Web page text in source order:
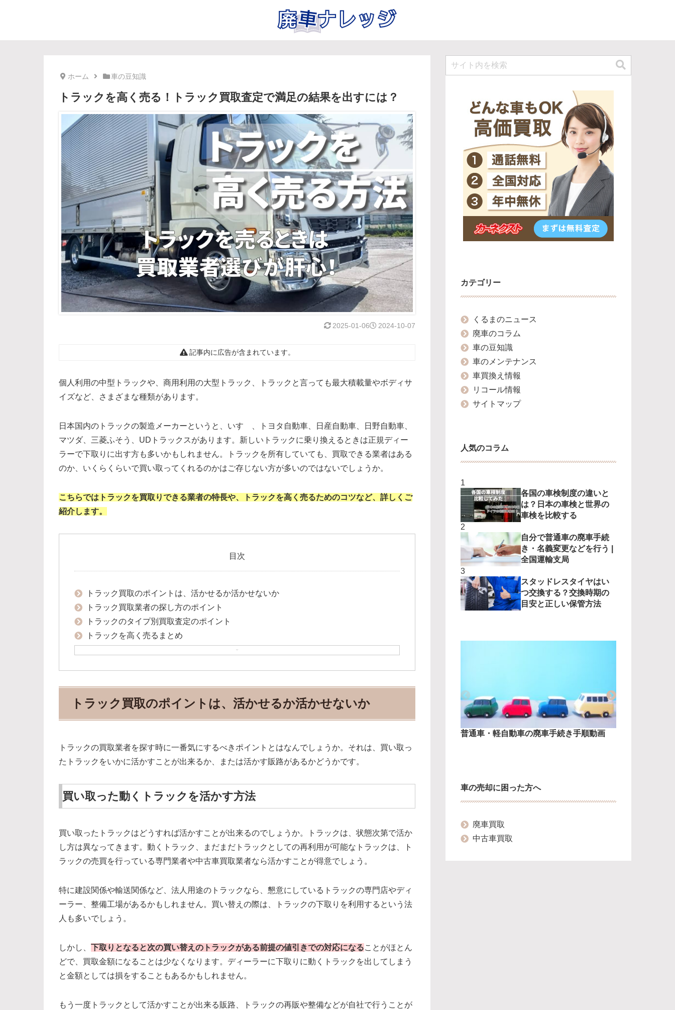
ホーム 車の豆知識
トラックを高く売る！トラック買取査定で満足の結果を出すには？
2024-10-07
2025-01-06
記事内に広告が含まれています。
個人利用の中型トラックや、商用利用の大型トラック、トラックと言っても最大積載量やボディサ
イズなど、さまざまな種類があります。
日本国内のトラックの製造メーカーというと、いすゞ、トヨタ自動車、日産自動車、日野自動車、
マツダ、三菱ふそう、UDトラックスがあります。新しいトラックに乗り換えるときは正規ディー
ラーで下取りに出す方も多いかもしれません。トラックを所有していても、買取できる業者はある
のか、いくらくらいで買い取ってくれるのかはご存じない方が多いのではないでしょうか。
こちらではトラックを買取りできる業者の特長や、トラックを高く売るためのコツなど、詳しくご
紹介します。
目次
トラック買取のポイントは、活かせるか活かせないか
トラック買取業者の探し方のポイント
トラックのタイプ別買取査定のポイント
トラックを高く売るまとめ
トラック買取のポイントは、活かせるか活かせないか
トラックの買取業者を探す時に一番気にするべきポイントとはなんでしょうか。それは、買い取っ
たトラックをいかに活かすことが出来るか、または活かす販路があるかどうかです。
買い取った動くトラックを活かす方法
買い取ったトラックはどうすれば活かすことが出来るのでしょうか。トラックは、状態次第で活か
し方は異なってきます。動くトラック、まだまだトラックとしての再利用が可能なトラックは、ト
ラックの売買を行っている専門業者や中古車買取業者なら活かすことが得意でしょう。
特に建設関係や輸送関係など、法人用途のトラックなら、懇意にしているトラックの専門店やディ
ーラー、整備工場があるかもしれません。買い替えの際は、トラックの下取りを利用するという法
人も多いでしょう。
しかし、 下取りとなると次の買い替えのトラックがある前提の値引きでの対応になることがほとん
どで、買取金額になることは少なくなります。ディーラーに下取りに動くトラックを出してしまう
と金額としては損をすることもあるかもしれません。
もう一度トラックとして活かすことが出来る販路、トラックの再販や整備などが自社で行うことが
カテゴリー
くるまのニュース
廃車のコラム
車の豆知識
車のメンテナンス
車買換え情報
リコール情報
サイトマップ
人気のコラム
各国の車検制度の違いと
は？日本の車検と世界の
車検を比較する
自分で普通車の廃車手続
き・名義変更などを行う |
全国運輸支局
スタッドレスタイヤはい
つ交換する？交換時期の
目安と正しい保管方法
普通車・軽自動車の廃車手続き手順動画
車の売却に困った方へ
廃車買取
中古車買取